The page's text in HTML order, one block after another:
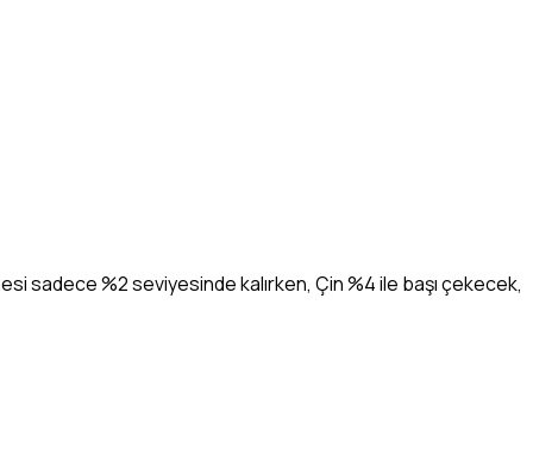
sadece %2 seviyesinde kalırken, Çin %4 ile başı çekecek,